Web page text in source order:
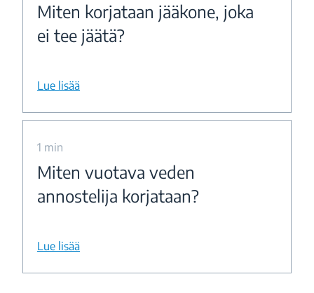
Miten korjataan jääkone, joka
ei tee jäätä?
Lue lisää
1 min
Miten vuotava veden
annostelija korjataan?
Lue lisää